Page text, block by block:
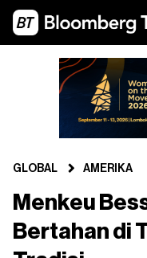
GLOBAL AMERIKA
Menkeu
Bertahan di